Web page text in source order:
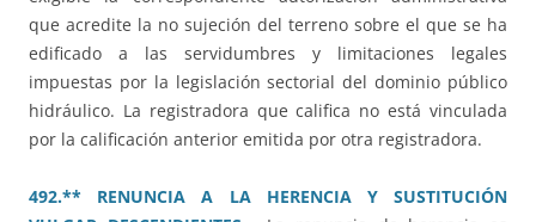
que acredite la no sujeción del terreno sobre el que se ha
edificado a las servidumbres y limitaciones legales
impuestas por la legislación sectorial del dominio público
hidráulico. La registradora que califica no está vinculada
por la calificación anterior emitida por otra registradora.
492.** RENUNCIA A LA HERENCIA Y SUSTITUCIÓN